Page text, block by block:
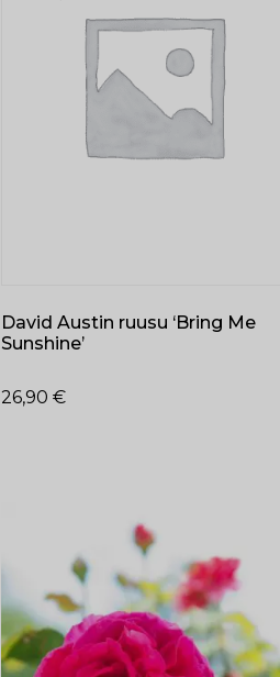
David Austin ruusu ‘Bring Me
Sunshine’
26,90 €